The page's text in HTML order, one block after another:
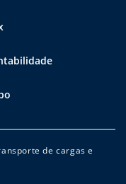
de cargas e